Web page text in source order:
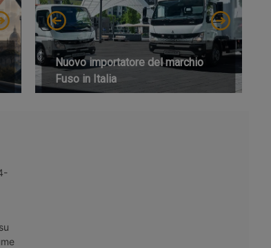
Nuovo importatore del marchio
Fuso in Italia